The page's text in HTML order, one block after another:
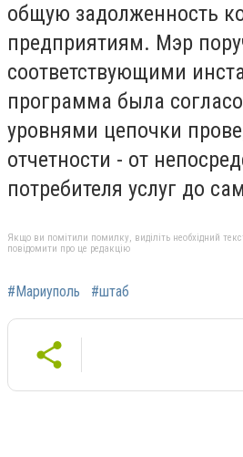
общую задолженность
предприятиям. Мэр
соответствующими
программа была
уровнями цепочки
отчетности - от
потребителя услуг до
Якщо ви помітили помилку, виділіть необхідний
повідомити про це редакцію
#Мариуполь #штаб